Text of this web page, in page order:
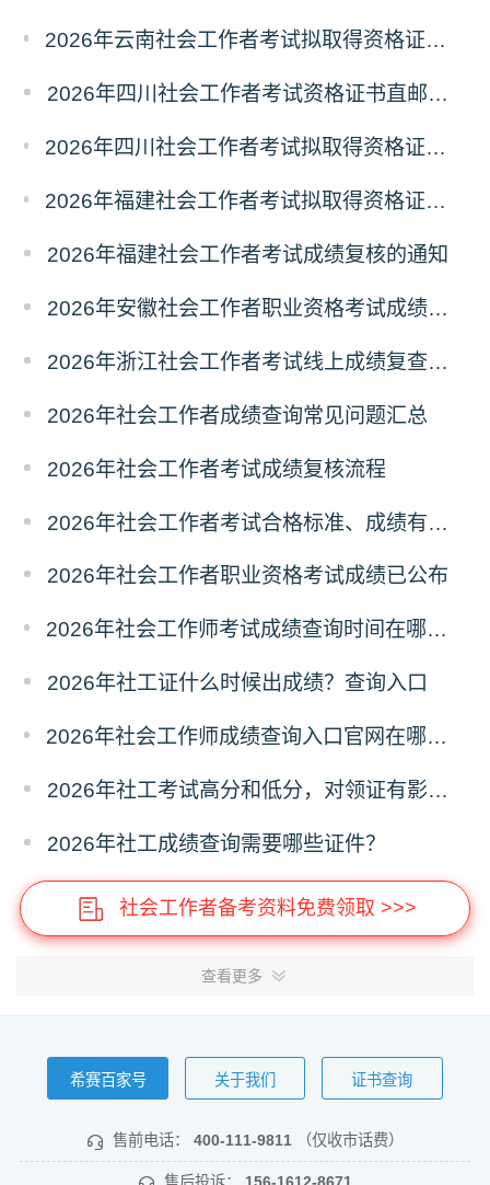
2026年云南社会工作者考试拟取得资格证书人员使用告知承诺制情况的公示
2026年四川社会工作者考试资格证书直邮领取的通知
2026年四川社会工作者考试拟取得资格证书相关人员承诺情况的公示
2026年福建社会工作者考试拟取得资格证书相关人员承诺情况的公示
2026年福建社会工作者考试成绩复核的通知
2026年安徽社会工作者职业资格考试成绩复查的通知
2026年浙江社会工作者考试线上成绩复查申请的通知
2026年社会工作者成绩查询常见问题汇总
2026年社会工作者考试成绩复核流程
2026年社会工作者考试合格标准、成绩有效期
2026年社会工作者职业资格考试成绩已公布
2026年社会工作师考试成绩查询时间在哪天？历年成绩查询时间
2026年社工证什么时候出成绩？查询入口
2026年社会工作师成绩查询入口官网在哪？怎么查询？
2026年社工考试高分和低分，对领证有影响吗？
2026年社工成绩查询需要哪些证件？
社会工作者备考资料免费领取 >>>
查看更多
希赛百家号 关于我们 证书查询
售前电话： 400-111-9811 （仅收市话费）